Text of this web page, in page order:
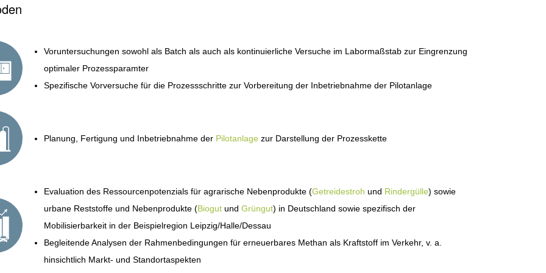
Voruntersuchungen sowohl als Batch als auch als kontinuierliche Versuche im Labormaßstab zur Eingrenzung
optimaler Prozessparamter
Spezifische Vorversuche für die Prozessschritte zur Vorbereitung der Inbetriebnahme der Pilotanlage
Planung, Fertigung und Inbetriebnahme der Pilotanlagezur Darstellung der Prozesskette
Evaluation des Ressourcenpotenzials für agrarische Nebenprodukte (Getreidestroh und Rindergülle) sowie
urbane Reststoffe und Nebenprodukte (Biogutund Grüngut) in Deutschland sowie spezifisch der
Mobilisierbarkeit in der Beispielregion Leipzig/Halle/Dessau
Begleitende Analysen der Rahmenbedingungen für erneuerbares Methan als Kraftstoff im Verkehr, v. a.
hinsichtlich Markt- und Standortaspekten